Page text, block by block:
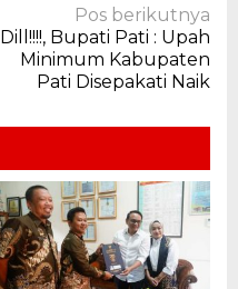
Pos berikutnya
Dill!!!!, Bupati Pati : Upah
Minimum Kabupaten
Pati Disepakati Naik